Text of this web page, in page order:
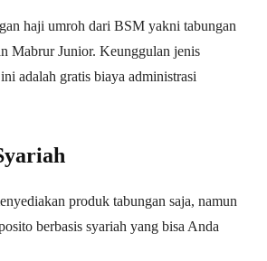
haji umroh dari BSM yakni tabungan
Mabrur Junior. Keunggulan jenis
adalah gratis biaya administrasi
produk tabungan saja, namun
berbasis syariah yang bisa Anda